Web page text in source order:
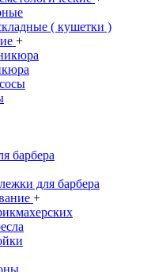
( кушетки )
+
барбера
для барбера
+